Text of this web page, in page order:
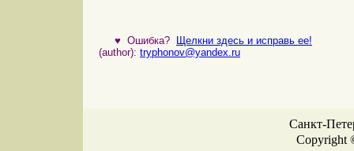
♥ Ошибка?
Щелкни здесь и исправь ее!
(author): tryphonov@yandex.ru
Санкт-
Copyright